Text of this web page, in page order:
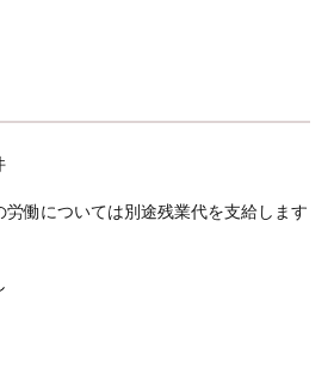
働については別途残業代を支給します